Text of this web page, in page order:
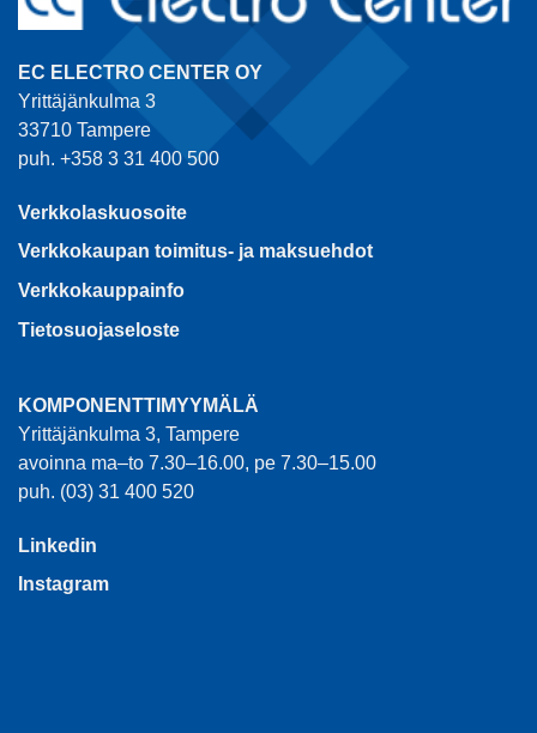
EC ELECTRO CENTER OY
Yrittäjänkulma 3
33710 Tampere
puh. +358 3 31 400 500
Verkkolaskuosoite
Verkkokaupan toimitus- ja maksuehdot
Verkkokauppainfo
Tietosuojaseloste
KOMPONENTTIMYYMÄLÄ
Yrittäjänkulma 3, Tampere
avoinna ma–to 7.30–16.00, pe 7.30–15.00
puh. (03) 31 400 520
Linkedin
Instagram